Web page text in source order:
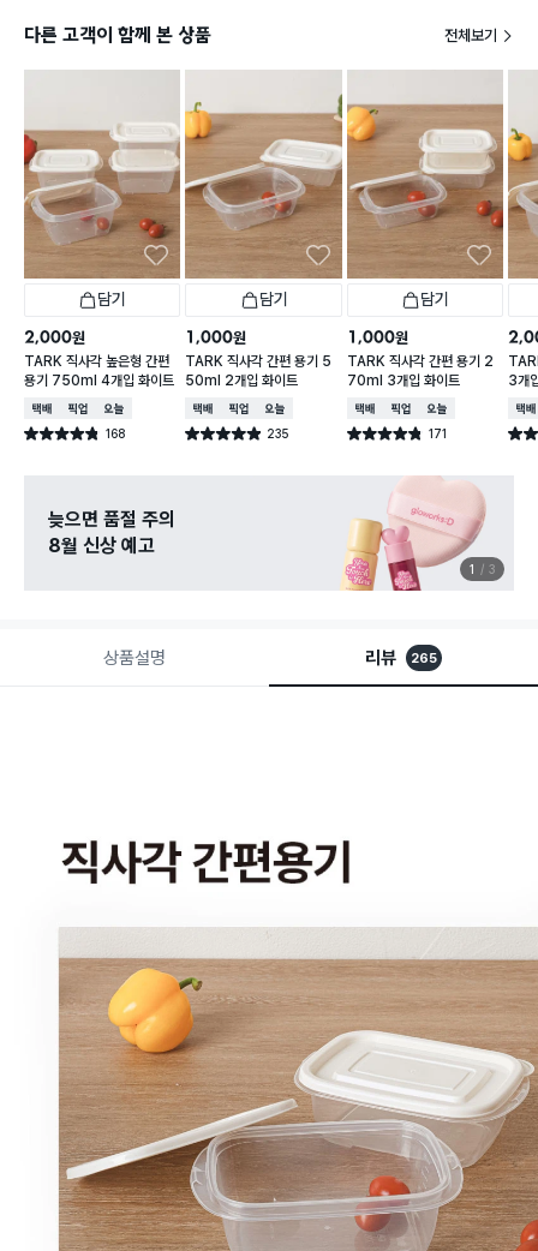
다른 고객이 함께 본 상품 전체보기
담기
2,000원
TARK 직사각 높은형 간편
용기 750ml 4개입 화이트
택배배송매장픽업오늘배송
별점 4.8점 168
건 작성
담기
1,000원
TARK 직사각 간편 용기 5
50ml 2개입 화이트
택배배송매장픽업오늘배송
별점 4.9점 235
건 작성
담기
1,000원
TARK 직사각 간편 용기 2
70ml 3개입 화이트
택배배송매장픽업오늘배송
별점 4.8점 171
건 작성
3개
택배
별점
늦으면 품절 주의
8월 신상 예고
1 3
상품설명 리뷰 265